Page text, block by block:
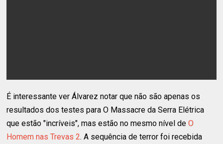
É interessante ver Álvarez notar que não são apenas os
resultados dos testes para O Massacre da Serra Elétrica
que estão "incríveis", mas estão no mesmo nível deO
Homem nas Trevas 2. A sequência de terror foi recebida